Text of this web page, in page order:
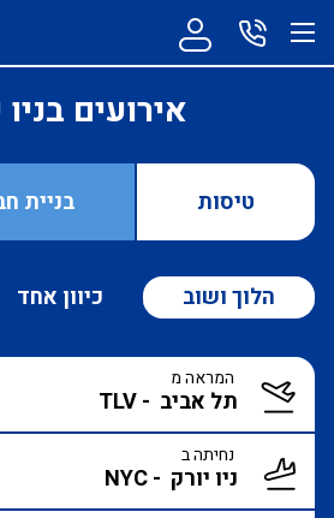
טיסות בניית
אירועים בניו
הלוך ושוב כיוון אחד
המראה מ
נחיתה ב